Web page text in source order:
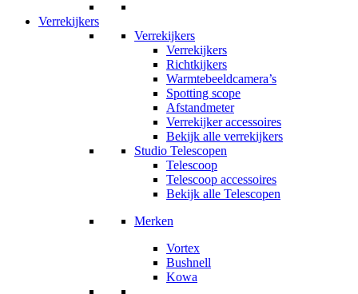
Verrekijkers
Verrekijkers
Verrekijkers
Richtkijkers
Warmtebeeldcamera’s
Spotting scope
Afstandmeter
Verrekijker accessoires
Bekijk alle verrekijkers
Studio Telescopen
Telescoop
Telescoop accessoires
Bekijk alle Telescopen
Merken
Vortex
Bushnell
Kowa